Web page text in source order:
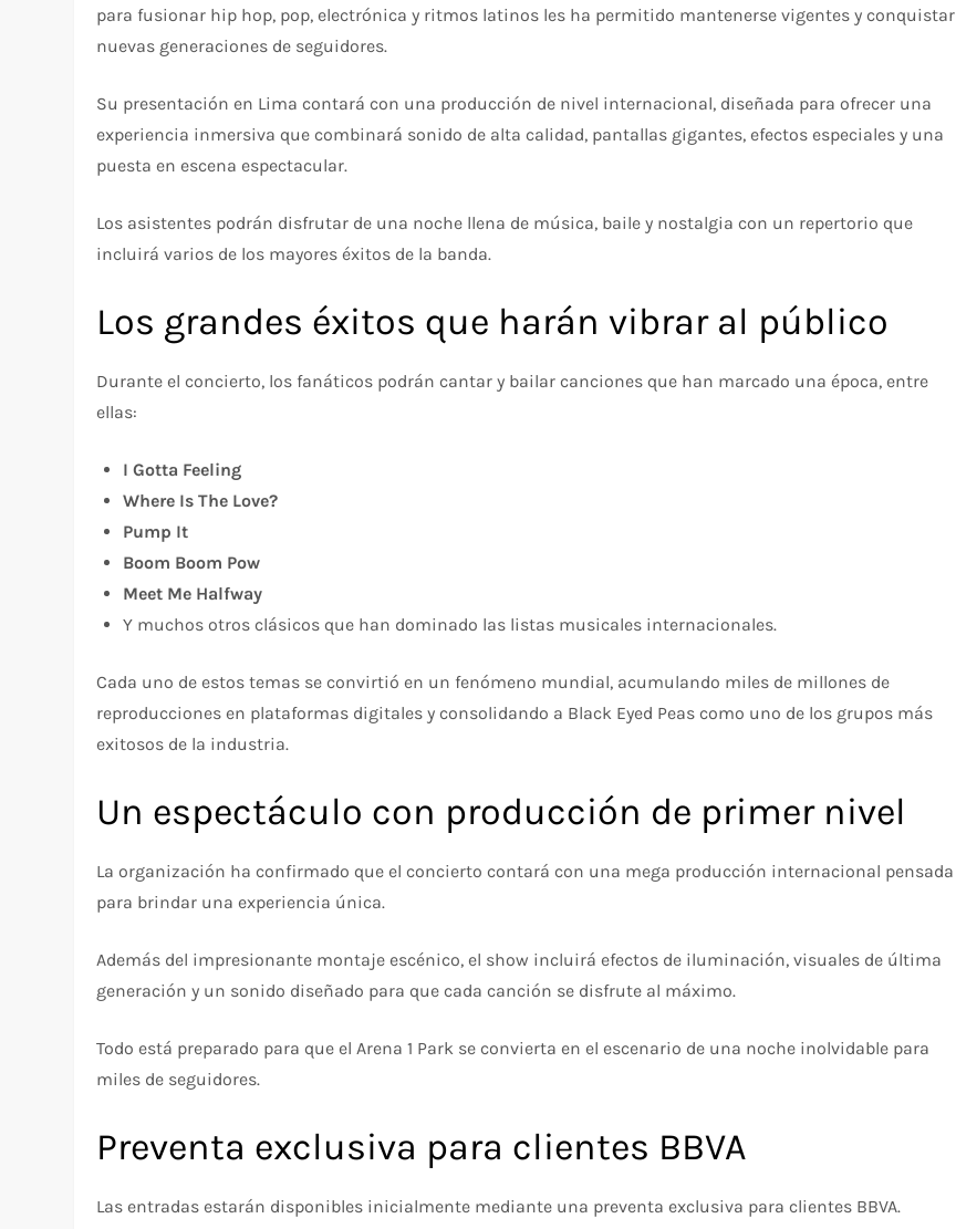
para fusionar hip hop, pop, electrónica y ritmos latinos les ha permitido mantenerse vigentes y conquistar
nuevas generaciones de seguidores.
Su presentación en Lima contará con una producción de nivel internacional, diseñada para ofrecer una
experiencia inmersiva que combinará sonido de alta calidad, pantallas gigantes, efectos especiales y una
puesta en escena espectacular.
Los asistentes podrán disfrutar de una noche llena de música, baile y nostalgia con un repertorio que
incluirá varios de los mayores éxitos de la banda.
Los grandes éxitos que harán vibrar al público
Durante el concierto, los fanáticos podrán cantar y bailar canciones que han marcado una época, entre
ellas:
I Gotta Feeling
Where Is The Love?
Pump It
Boom Boom Pow
Meet Me Halfway
Y muchos otros clásicos que han dominado las listas musicales internacionales.
Cada uno de estos temas se convirtió en un fenómeno mundial, acumulando miles de millones de
reproducciones en plataformas digitales y consolidando a Black Eyed Peas como uno de los grupos más
exitosos de la industria.
Un espectáculo con producción de primer nivel
La organización ha confirmado que el concierto contará con una mega producción internacional pensada
para brindar una experiencia única.
Además del impresionante montaje escénico, el show incluirá efectos de iluminación, visuales de última
generación y un sonido diseñado para que cada canción se disfrute al máximo.
Todo está preparado para que el Arena 1 Park se convierta en el escenario de una noche inolvidable para
miles de seguidores.
Preventa exclusiva para clientes BBVA
Las entradas estarán disponibles inicialmente mediante una preventa exclusiva para clientes BBVA.